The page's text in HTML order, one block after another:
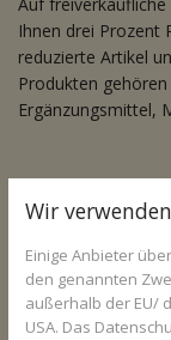
Ihnen drei Prozent
reduzierte Artikel
Produkten
Ergänzungsmittel,
uns kaufen.
automatisch auf
früher gekauften
Wir
Einige Anbieter
den genannten
außerhalb der EU/
USA. Das